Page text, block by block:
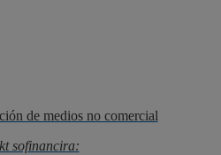
de medios no comercial
sofinancira: